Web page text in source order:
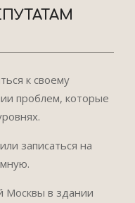
к своему
проблем, которые
записаться на
Москвы в здании